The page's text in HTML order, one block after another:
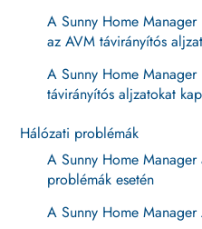
A Sunny Home
az AVM távirányítós
A Sunny Home
távirányítós aljzatokat
Hálózati problémák
A Sunny Home Manager
problémák esetén
A Sunny Home Manager